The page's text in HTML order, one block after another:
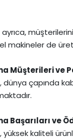
makineler de
Müşterileri ve
dünya çapında
Başarıları ve
yüksek kaliteli